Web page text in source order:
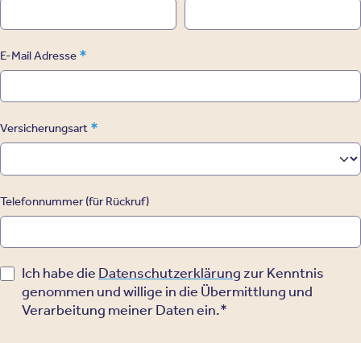
E-Mail Adresse *
Versicherungsart *
Telefonnummer (für Rückruf)
Ich habe die Datenschutzerklärung zur Kenntnis
genommen und willige in die Übermittlung und
Verarbeitung meiner Daten ein.*